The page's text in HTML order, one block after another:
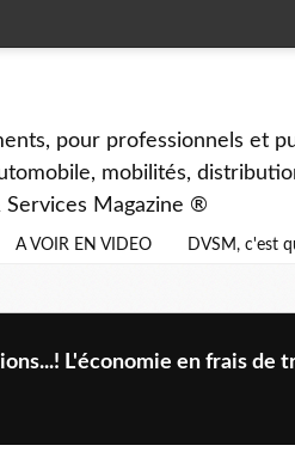
pour professionnels et
mobilités,
Magazine ®
A VOIR EN VIDEO DVSM, c'est
L'économie en frais de